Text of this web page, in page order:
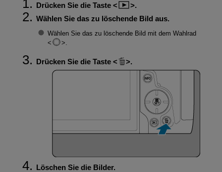
Drücken Sie die Taste
.
Wählen Sie das zu löschende Bild aus.
Wählen Sie das zu löschende Bild mit dem Wahlrad
Drücken Sie die Taste .
Löschen Sie die Bilder.